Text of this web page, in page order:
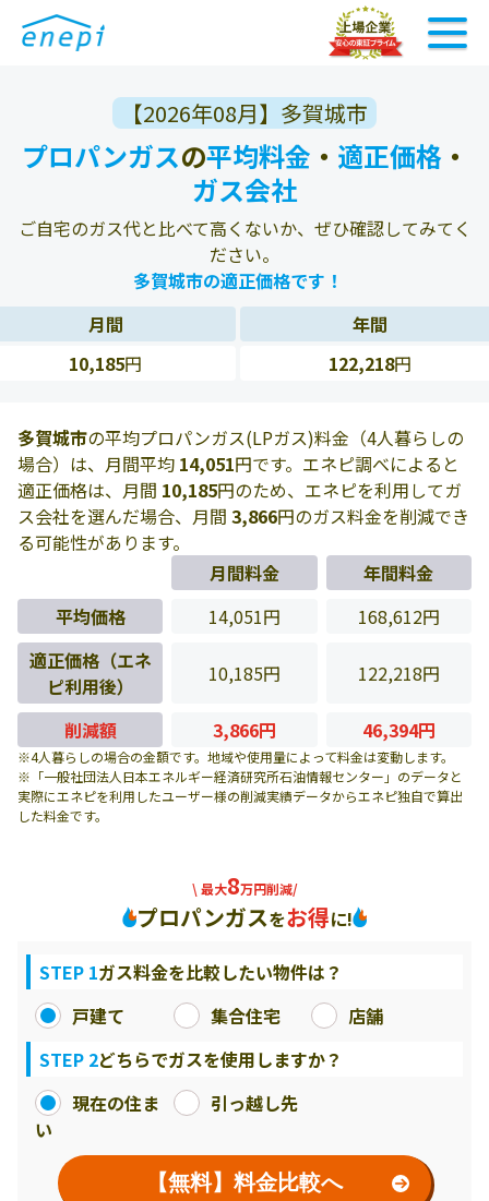
【2026年08月】多賀城市
プロパンガスの平均料金 ・ 適正価格 ・
ガス会社
ご自宅のガス代と比べて高くないか、ぜひ確認してみてく
ださい。
多賀城市の適正価格です！
月間
年間
10,185円 122,218円
多賀城市の平均プロパンガス(LPガス)料金（4人暮らしの
場合）は、月間平均 14,051円です。エネピ調べによると
適正価格は、月間 10,185円のため、エネピを利用してガ
ス会社を選んだ場合、月間 3,866円のガス料金を削減でき
る可能性があります。
月間料金
年間料金
平均価格
14,051円
168,612円
適正価格（エネ
ピ利用後）
10,185円 122,218円
削減額 3,866円 46,394円
※4人暮らしの場合の金額です。地域や使用量によって料金は変動します。
※「一般社団法人日本エネルギー経済研究所石油情報センター」のデータと
実際にエネピを利用したユーザー様の削減実績データからエネピ独自で算出
した料金です。
\ 最大8万円削減/
プロパンガスをお得に!
STEP 1ガス料金を比較したい物件は？
戸建て
集合住宅
店舗
STEP 2どちらでガスを使用しますか？
現在の住ま
い
引っ越し先
【無料】料金比較へ